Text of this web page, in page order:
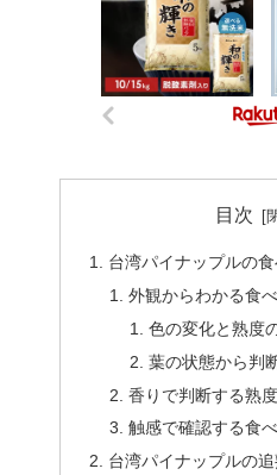
目次
台湾パイナップルの
外観からわかる食
色の変化と熟度
葉の状態から判
香りで判断する熟
触感で確認する食
台湾パイナップルの